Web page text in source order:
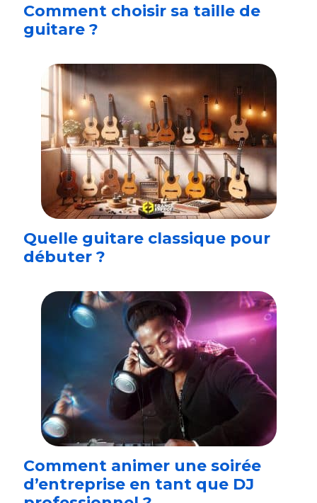
Comment choisir sa taille de
guitare ?
Quelle guitare classique pour
débuter ?
Comment animer une soirée
d’entreprise en tant que DJ